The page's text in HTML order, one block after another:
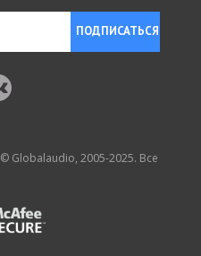
ПОДПИСАТЬСЯ
© Globalaudio, 2005-2025. Все